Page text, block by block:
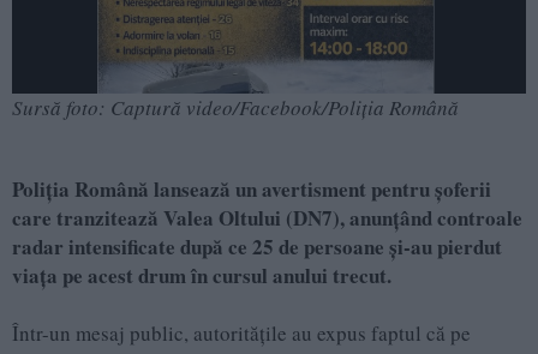
Sursă foto: Captură video/Facebook/Poliția Română
Poliția Română lansează un avertisment pentru șoferii
care tranzitează Valea Oltului (DN7), anunțând controale
radar intensificate după ce 25 de persoane și-au pierdut
viața pe acest drum în cursul anului trecut.
Într-un mesaj public, autoritățile au expus faptul că pe